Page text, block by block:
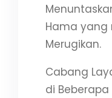
Hama
Merugikan.
Cabang
di Beberapa